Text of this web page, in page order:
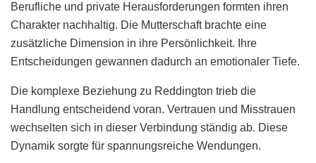
Berufliche und private Herausforderungen formten ihren
Charakter nachhaltig. Die Mutterschaft brachte eine
zusätzliche Dimension in ihre Persönlichkeit. Ihre
Entscheidungen gewannen dadurch an emotionaler Tiefe.
Die komplexe Beziehung zu Reddington trieb die
Handlung entscheidend voran. Vertrauen und Misstrauen
wechselten sich in dieser Verbindung ständig ab. Diese
Dynamik sorgte für spannungsreiche Wendungen.